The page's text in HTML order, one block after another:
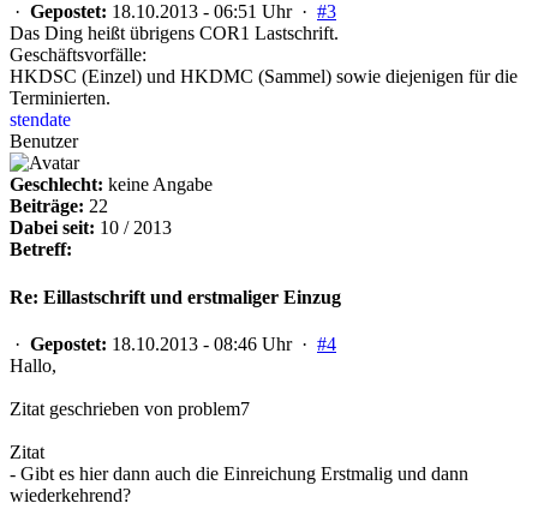
· Gepostet: 18.10.2013 - 06:51 Uhr · #3
Das Ding heißt übrigens COR1 Lastschrift.
Geschäftsvorfälle:
HKDSC (Einzel) und HKDMC (Sammel) sowie diejenigen für die
Terminierten.
stendate
Benutzer
Geschlecht: keine Angabe
Beiträge: 22
Dabei seit: 10 / 2013
Betreff:
Re: Eillastschrift und erstmaliger Einzug
· Gepostet: 18.10.2013 - 08:46 Uhr · #4
Hallo,
Zitat geschrieben von problem7
Zitat
- Gibt es hier dann auch die Einreichung Erstmalig und dann
wiederkehrend?